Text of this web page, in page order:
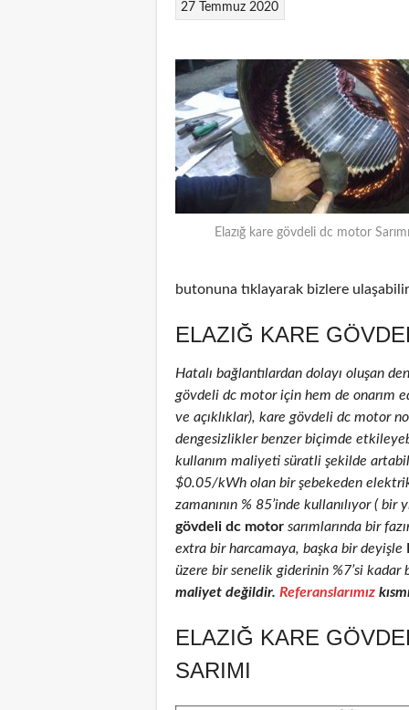
27 Temmuz 2020
Elazığ kare gövdeli dc motor Sarımı
butonuna tıklayarak bizlere
ELAZIĞ KARE
Hatalı bağlantılardan dolayı oluşan
gövdeli dc motor için hem de onarım
ve açıklıklar), kare gövdeli dc motor
dengesizlikler benzer biçimde
kullanım maliyeti süratli şekilde
$0.05/kWh olan bir şebekeden
zamanının % 85’inde kullanılıyor ( bir
gövdeli dc motor sarımlarında bir
extra bir harcamaya, başka bir deyişle
üzere bir senelik giderinin %7’si kadar
maliyet değildir. Referanslarımız
ELAZIĞ KARE
SARIMI